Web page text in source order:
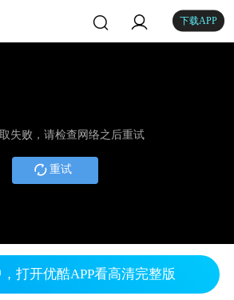
下载APP
失败，请检查网络之后重试
重试
打开优酷APP看高清完整版